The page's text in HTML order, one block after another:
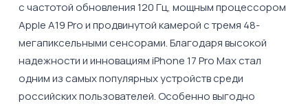
с частотой обновления 120 Гц, мощным процессором
Apple A19 Pro и продвинутой камерой с тремя 48-
мегапиксельными сенсорами. Благодаря высокой
надежности и инновациям iPhone 17 Pro Max стал
одним из самых популярных устройств среди
российских пользователей. Особенно выгодно